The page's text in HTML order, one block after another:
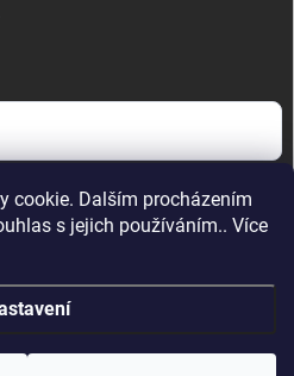
cookie. Dalším procházením
s jejich používáním.. Více
ochrany osobních údajů